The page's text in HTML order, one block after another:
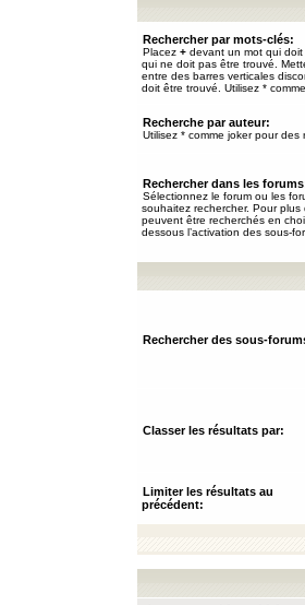
Rechercher par mots-clés:
Placez + devant un mot qui
qui ne doit pas être trouvé.
entre des barres verticales
doit être trouvé. Utilisez *
Recherche par auteur:
Utilisez * comme joker pour des
Rechercher dans les
Sélectionnez le forum ou les
souhaitez rechercher. Pour
peuvent être recherchés en
dessous l’activation des sous-
Rechercher des sous-
Classer les résultats par:
Limiter les résultats au
précédent: